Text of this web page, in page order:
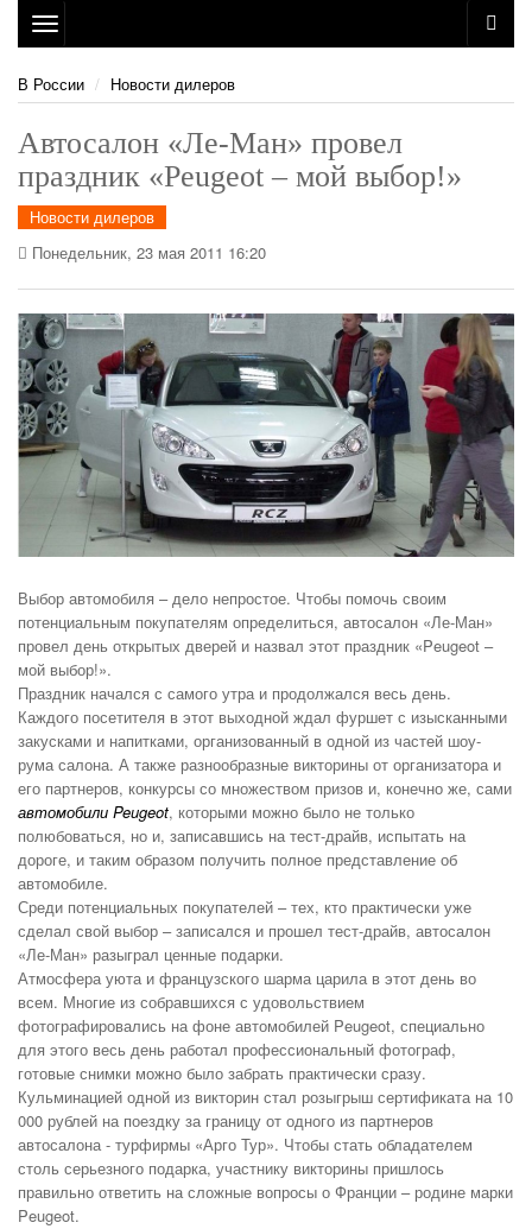
Toggle
navigation
В России
Новости дилеров
Автосалон «Ле-Ман» провел
праздник «Peugeot – мой выбор!»
Новости дилеров
Понедельник, 23 мая 2011 16:20
Выбор автомобиля – дело непростое. Чтобы помочь своим
потенциальным покупателям определиться, автосалон «Ле-Ман»
провел день открытых дверей и назвал этот праздник «Peugeot –
мой выбор!».
Праздник начался с самого утра и продолжался весь день.
Каждого посетителя в этот выходной ждал фуршет с изысканными
закусками и напитками, организованный в одной из частей шоу-
рума салона. А также разнообразные викторины от организатора и
его партнеров, конкурсы со множеством призов и, конечно же, сами
автомобили Peugeot, которыми можно было не только
полюбоваться, но и, записавшись на тест-драйв, испытать на
дороге, и таким образом получить полное представление об
автомобиле.
Среди потенциальных покупателей – тех, кто практически уже
сделал свой выбор – записался и прошел тест-драйв, автосалон
«Ле-Ман» разыграл ценные подарки.
Атмосфера уюта и французского шарма царила в этот день во
всем. Многие из собравшихся с удовольствием
фотографировались на фоне автомобилей Peugeot, специально
для этого весь день работал профессиональный фотограф,
готовые снимки можно было забрать практически сразу.
Кульминацией одной из викторин стал розыгрыш сертификата на 10
000 рублей на поездку за границу от одного из партнеров
автосалона - турфирмы «Арго Тур». Чтобы стать обладателем
столь серьезного подарка, участнику викторины пришлось
правильно ответить на сложные вопросы о Франции – родине марки
Peugeot.